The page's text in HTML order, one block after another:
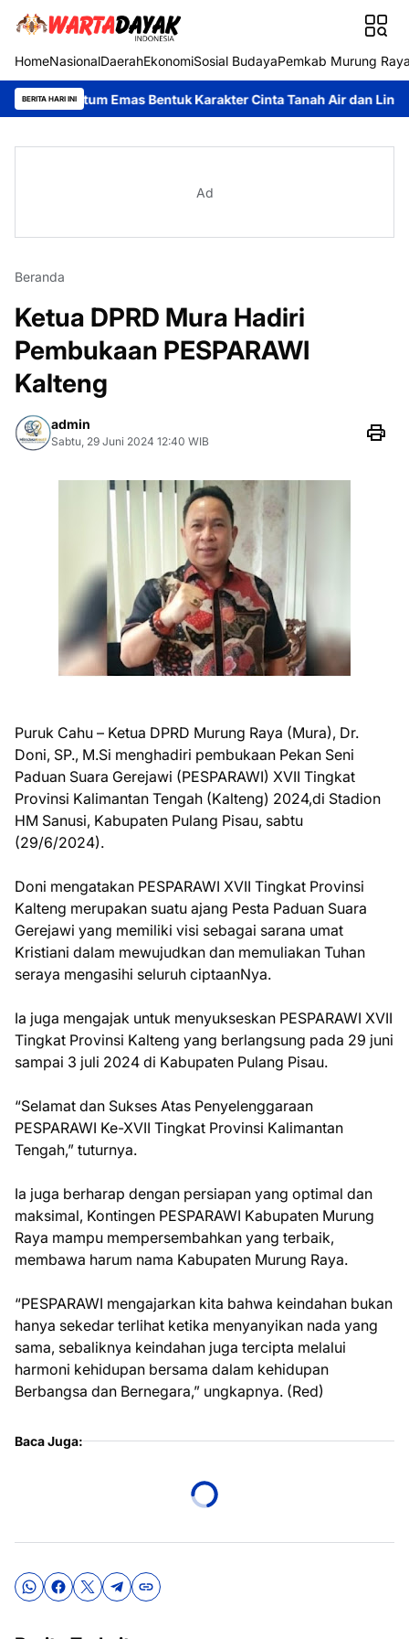
HomeNasionalDaerahEkonomiSosial BudayaPemkab Murung
BERITA HARI INI
Emas Bentuk Karakter Cinta Tanah Air dan Lingkungan 5
Ad
Beranda
Ketua DPRD Mura Hadiri
Pembukaan PESPARAWI
Kalteng
admin
Sabtu, 29 Juni 2024 12:40 WIB
Puruk Cahu – Ketua DPRD Murung Raya (Mura), Dr.
Doni, SP., M.Si menghadiri pembukaan Pekan Seni
Paduan Suara Gerejawi (PESPARAWI) XVII Tingkat
Provinsi Kalimantan Tengah (Kalteng) 2024,di Stadion
HM Sanusi, Kabupaten Pulang Pisau, sabtu
(29/6/2024).
Doni mengatakan PESPARAWI XVII Tingkat Provinsi
Kalteng merupakan suatu ajang Pesta Paduan Suara
Gerejawi yang memiliki visi sebagai sarana umat
Kristiani dalam mewujudkan dan memuliakan Tuhan
seraya mengasihi seluruh ciptaanNya.
Ia juga mengajak untuk menyukseskan PESPARAWI XVII
Tingkat Provinsi Kalteng yang berlangsung pada 29 juni
sampai 3 juli 2024 di Kabupaten Pulang Pisau.
“Selamat dan Sukses Atas Penyelenggaraan
PESPARAWI Ke-XVII Tingkat Provinsi Kalimantan
Tengah,” tuturnya.
Ia juga berharap dengan persiapan yang optimal dan
maksimal, Kontingen PESPARAWI Kabupaten Murung
Raya mampu mempersembahkan yang terbaik,
membawa harum nama Kabupaten Murung Raya.
“PESPARAWI mengajarkan kita bahwa keindahan bukan
hanya sekedar terlihat ketika menyanyikan nada yang
sama, sebaliknya keindahan juga tercipta melalui
harmoni kehidupan bersama dalam kehidupan
Berbangsa dan Bernegara,” ungkapnya. (Red)
Baca Juga: